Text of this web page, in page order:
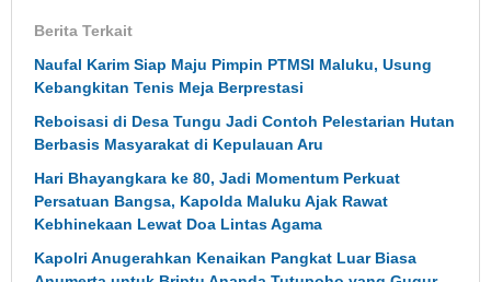
Berita Terkait
Naufal Karim Siap Maju Pimpin PTMSI Maluku, Usung
Kebangkitan Tenis Meja Berprestasi
Reboisasi di Desa Tungu Jadi Contoh Pelestarian Hutan
Berbasis Masyarakat di Kepulauan Aru
Hari Bhayangkara ke 80, Jadi Momentum Perkuat
Persatuan Bangsa, Kapolda Maluku Ajak Rawat
Kebhinekaan Lewat Doa Lintas Agama
Kapolri Anugerahkan Kenaikan Pangkat Luar Biasa